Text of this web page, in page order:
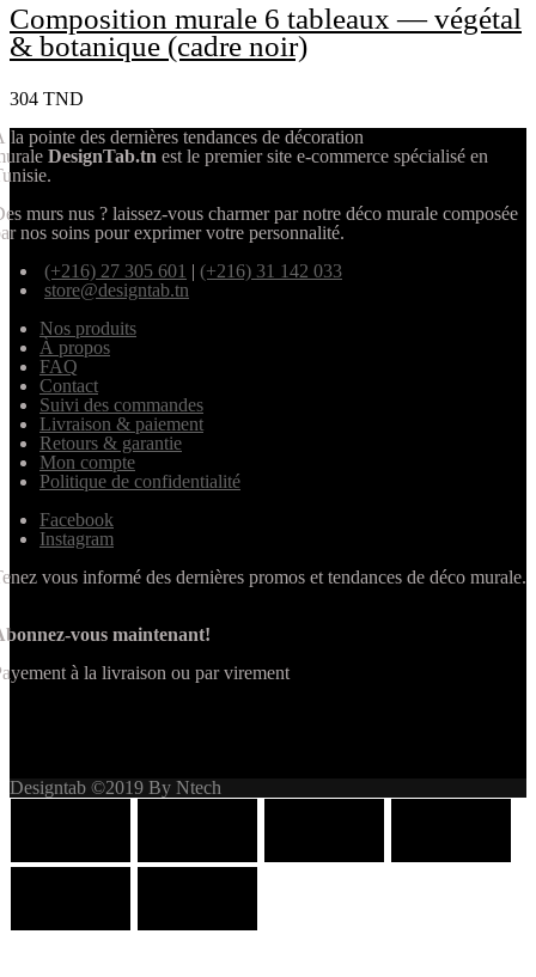
Composition murale 6 tableaux — végétal
& botanique (cadre noir)
304 TND
la pointe des dernières tendances de décoration
DesignTab.tn est le premier site e-commerce spécialisé en
murs nus ? laissez-vous charmer par notre déco murale composée
nos soins pour exprimer votre personnalité.
(+216) 27 305 601 | (+216) 31 142 033
store@designtab.tn
Nos produits
À propos
FAQ
Contact
Suivi des commandes
Livraison & paiement
Retours & garantie
Mon compte
Politique de confidentialité
Facebook
Instagram
vous informé des dernières promos et tendances de déco murale.
vous maintenant!
à la livraison ou par virement
Designtab ©2019 By Ntech